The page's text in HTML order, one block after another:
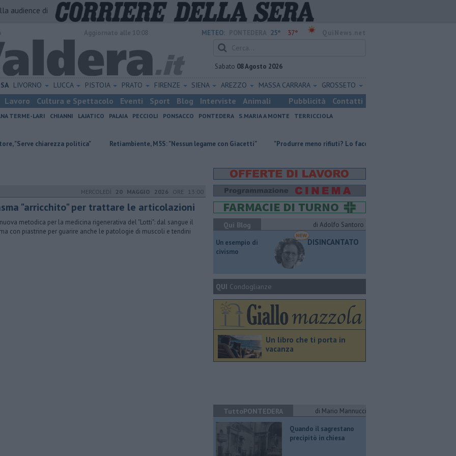
audience di
METEO: 25° 37°
Sabato 08 Agosto 2026
LIVORNO LUCCA PISTOIA PRATO FIRENZE SIENA AREZZO MASSA CARRARA GROSSETO
Lavoro Cultura e Spettacolo Eventi Sport Blog Interviste Animali Pubblicità Contatti
TERME-LARI CHIANNI LAJATICO PALAIA PECCIOLI PONSACCO PONTEDERA S.MARIA A MONTE TERRICCIOLA
chiarezza politica" Retiambiente, M5S: "Nessun legame con Giacetti" "Produrre meno rifiuti? Lo facciamo dal 1990"
MERCOLEDÌ 20 MAGGIO 2026 ORE 13:00
"arricchito" per trattare le articolazioni
metodica per la medicina rigenerativa del "Lotti": dal sangue il
con piastrine per guarire anche le patologie di muscoli e tendini
Qui Blog di Adolfo Santoro
​Un esempio di
civismo
DISINCANTATO
QUI Condoglianze
Un libro che ti porta in
vacanza
TuttoPONTEDERA di Mario Mannucci
Quando il sagrestano
precipitò in chiesa